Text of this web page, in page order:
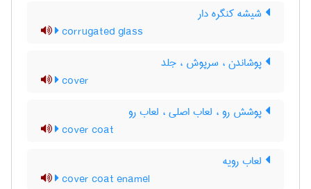
شیشه کنگره دار
corrugated glass
پوشاندن ، سرپوش ، جلد
cover
پوشش رو ، لعاب اصلی ، لعاب رو
cover coat
لعاب رویه
cover coat enamel